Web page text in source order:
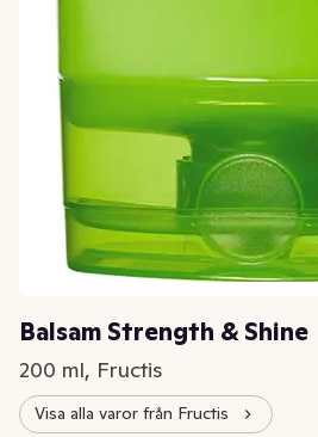
Balsam Strength & Shine
200 ml, Fructis
Visa alla varor från Fructis